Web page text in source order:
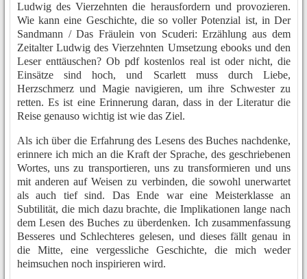
Ludwig des Vierzehnten die herausfordern und provozieren.
Wie kann eine Geschichte, die so voller Potenzial ist, in Der
Sandmann / Das Fräulein von Scuderi: Erzählung aus dem
Zeitalter Ludwig des Vierzehnten Umsetzung ebooks und den
Leser enttäuschen? Ob pdf kostenlos real ist oder nicht, die
Einsätze sind hoch, und Scarlett muss durch Liebe,
Herzschmerz und Magie navigieren, um ihre Schwester zu
retten. Es ist eine Erinnerung daran, dass in der Literatur die
Reise genauso wichtig ist wie das Ziel.
Als ich über die Erfahrung des Lesens des Buches nachdenke,
erinnere ich mich an die Kraft der Sprache, des geschriebenen
Wortes, uns zu transportieren, uns zu transformieren und uns
mit anderen auf Weisen zu verbinden, die sowohl unerwartet
als auch tief sind. Das Ende war eine Meisterklasse an
Subtilität, die mich dazu brachte, die Implikationen lange nach
dem Lesen des Buches zu überdenken. Ich zusammenfassung
Besseres und Schlechteres gelesen, und dieses fällt genau in
die Mitte, eine vergessliche Geschichte, die mich weder
heimsuchen noch inspirieren wird.